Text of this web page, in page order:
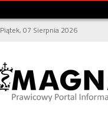
Piątek, 07 Sierpnia 2026